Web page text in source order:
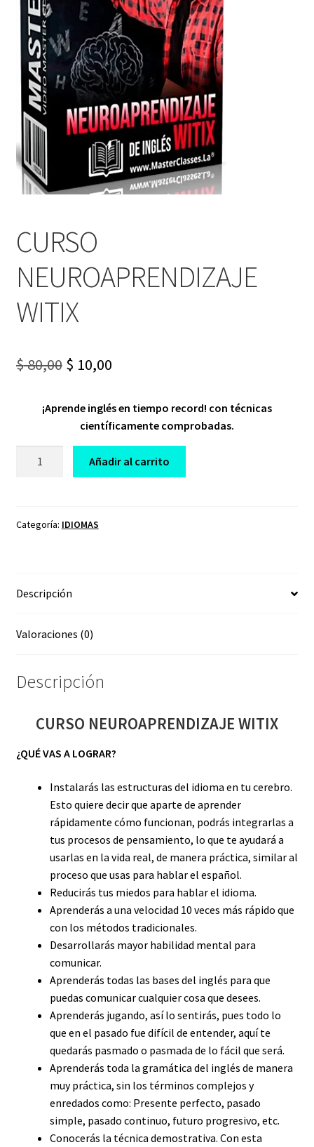
CURSO
NEUROAPRENDIZAJE
WITIX
$80,00 Original
was:
$ 10,00Current
is:
¡Aprende inglés en tiempo record! con técnicas
científicamente comprobadas.
Añadir al carrito
Categoría: IDIOMAS
Descripción
Valoraciones (0)
Descripción
CURSO NEUROAPRENDIZAJE WITIX
¿QUÉ VAS A LOGRAR?
Instalarás las estructuras del idioma en tu cerebro.
Esto quiere decir que aparte de aprender
rápidamente cómo funcionan, podrás integrarlas a
tus procesos de pensamiento, lo que te ayudará a
usarlas en la vida real, de manera práctica, similar al
proceso que usas para hablar el español.
Reducirás tus miedos para hablar el idioma.
Aprenderás a una velocidad 10 veces más rápido que
con los métodos tradicionales.
Desarrollarás mayor habilidad mental para
comunicar.
Aprenderás todas las bases del inglés para que
puedas comunicar cualquier cosa que desees.
Aprenderás jugando, así lo sentirás, pues todo lo
que en el pasado fue difícil de entender, aquí te
quedarás pasmado o pasmada de lo fácil que será.
Aprenderás toda la gramática del inglés de manera
muy práctica, sin los términos complejos y
enredados como: Presente perfecto, pasado
simple, pasado continuo, futuro progresivo, etc.
Conocerás la técnica demostrativa. Con esta